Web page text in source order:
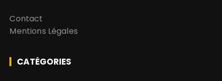
Contact
Mentions Légales
CATÉGORIES